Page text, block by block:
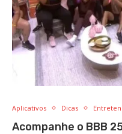
Aplicativos Dicas
Acompanhe o BBB